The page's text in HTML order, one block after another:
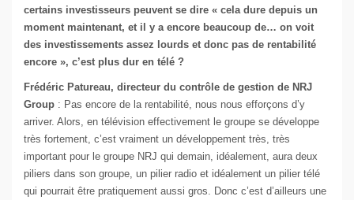
certains investisseurs peuvent se dire « cela dure depuis un
moment maintenant, et il y a encore beaucoup de… on voit
des investissements assez lourds et donc pas de rentabilité
encore », c’est plus dur en télé ?
Frédéric Patureau, directeur du contrôle de gestion de NRJ
Group : Pas encore de la rentabilité, nous nous efforçons d’y
arriver. Alors, en télévision effectivement le groupe se développe
très fortement, c’est vraiment un développement très, très
important pour le groupe NRJ qui demain, idéalement, aura deux
piliers dans son groupe, un pilier radio et idéalement un pilier télé
qui pourrait être pratiquement aussi gros. Donc c’est d’ailleurs une